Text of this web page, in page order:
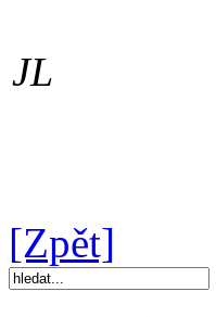
JL
[Zpět]